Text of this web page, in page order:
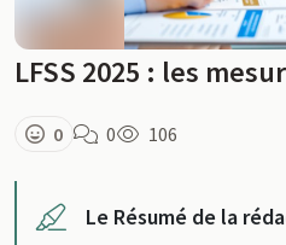
LFSS 2025 : les
0 0 106
Le Résumé de la